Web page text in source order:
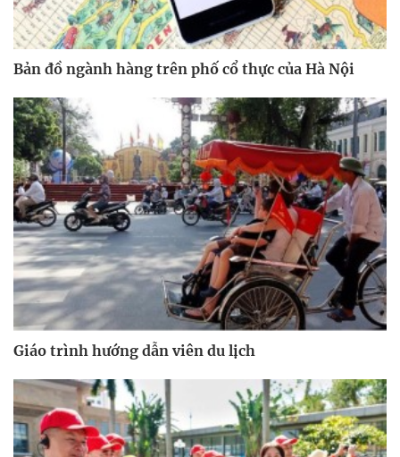
Bản đồ ngành hàng trên phố cổ thực của Hà Nội
Giáo trình hướng dẫn viên du lịch